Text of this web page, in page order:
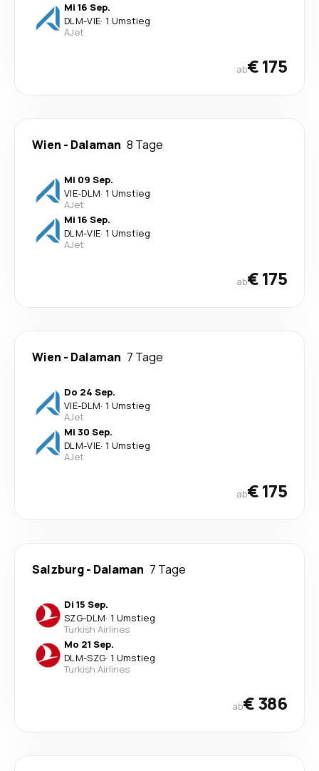
Mi 16 Sep.
DLM-VIE· 1 Umstieg
AJet
ab€ 175
Wien - Dalaman 8 Tage
Mi 09 Sep.
VIE-DLM· 1 Umstieg
AJet
Mi 16 Sep.
DLM-VIE· 1 Umstieg
AJet
ab€ 175
Wien - Dalaman 7 Tage
Do 24 Sep.
VIE-DLM· 1 Umstieg
AJet
Mi 30 Sep.
DLM-VIE· 1 Umstieg
AJet
ab€ 175
Salzburg- Dalaman 7 Tage
Di 15 Sep.
SZG-DLM· 1 Umstieg
Turkish Airlines
Mo 21 Sep.
DLM-SZG· 1 Umstieg
Turkish Airlines
ab€ 386